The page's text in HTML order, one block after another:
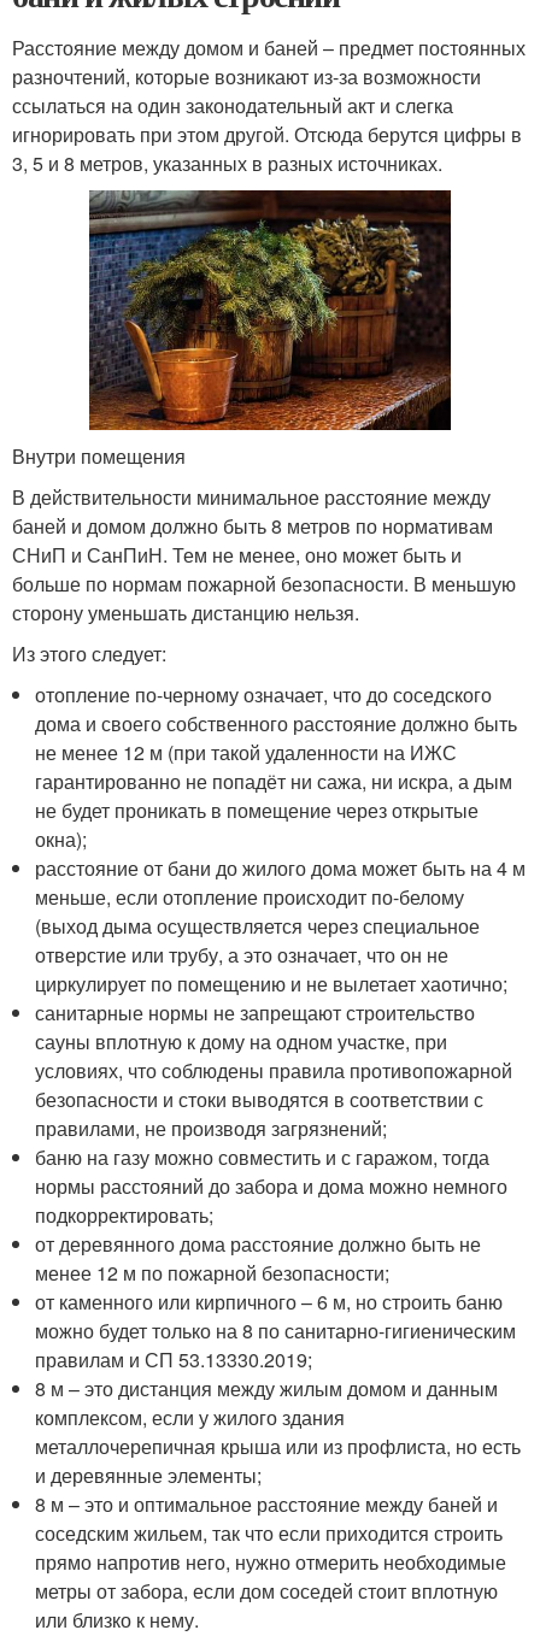
Расстояние между домом и баней – предмет постоянных
разночтений, которые возникают из-за возможности
ссылаться на один законодательный акт и слегка
игнорировать при этом другой. Отсюда берутся цифры в
3, 5 и 8 метров, указанных в разных источниках.
Внутри помещения
В действительности минимальное расстояние между
баней и домом должно быть 8 метров по нормативам
СНиП и СанПиН. Тем не менее, оно может быть и
больше по нормам пожарной безопасности. В меньшую
сторону уменьшать дистанцию нельзя.
Из этого следует:
отопление по-черному означает, что до соседского
дома и своего собственного расстояние должно быть
не менее 12 м (при такой удаленности на ИЖС
гарантированно не попадёт ни сажа, ни искра, а дым
не будет проникать в помещение через открытые
окна);
расстояние от бани до жилого дома может быть на 4 м
меньше, если отопление происходит по-белому
(выход дыма осуществляется через специальное
отверстие или трубу, а это означает, что он не
циркулирует по помещению и не вылетает хаотично;
санитарные нормы не запрещают строительство
сауны вплотную к дому на одном участке, при
условиях, что соблюдены правила противопожарной
безопасности и стоки выводятся в соответствии с
правилами, не производя загрязнений;
баню на газу можно совместить и с гаражом, тогда
нормы расстояний до забора и дома можно немного
подкорректировать;
от деревянного дома расстояние должно быть не
менее 12 м по пожарной безопасности;
от каменного или кирпичного – 6 м, но строить баню
можно будет только на 8 по санитарно-гигиеническим
правилам и СП 53.13330.2019;
8 м – это дистанция между жилым домом и данным
комплексом, если у жилого здания
металлочерепичная крыша или из профлиста, но есть
и деревянные элементы;
8 м – это и оптимальное расстояние между баней и
соседским жильем, так что если приходится строить
прямо напротив него, нужно отмерить необходимые
метры от забора, если дом соседей стоит вплотную
или близко к нему.